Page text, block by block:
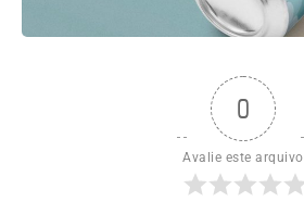
0
Avalie este arquivo